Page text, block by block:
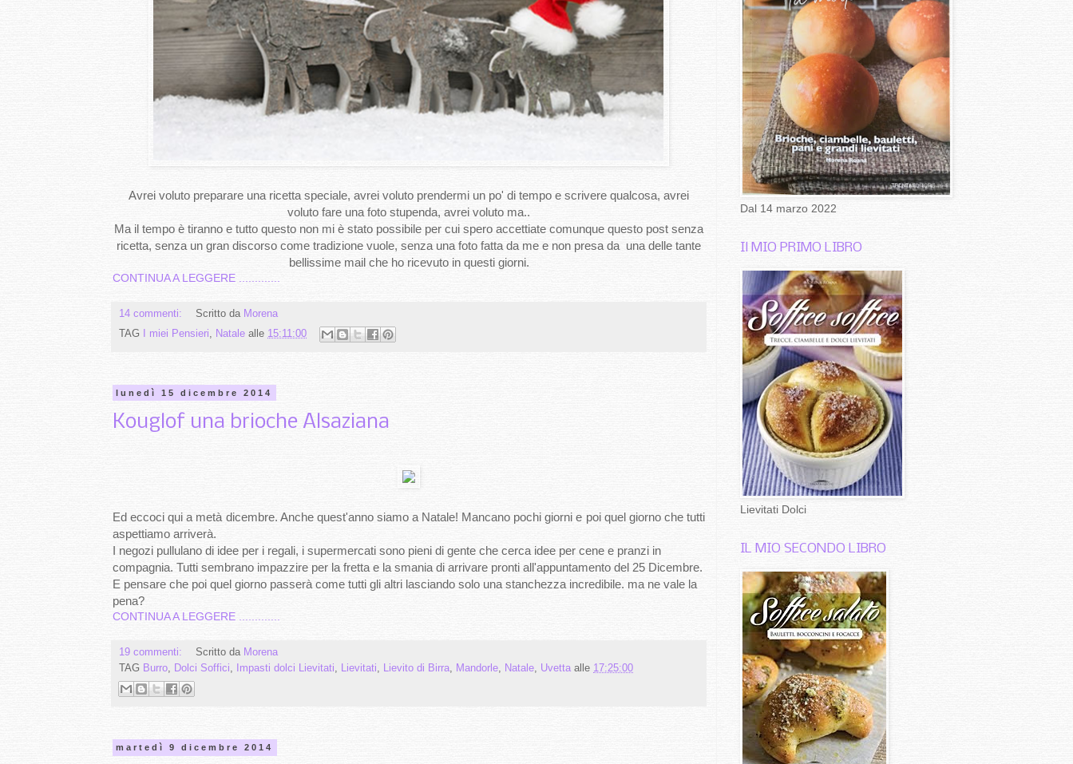
Avrei voluto preparare una ricetta speciale, avrei voluto prendermi un po' di tempo e scrivere qualcosa, avrei
voluto fare una foto stupenda, avrei voluto ma..
Ma il tempo è tiranno e tutto questo non mi è stato possibile per cui spero accettiate comunque questo post senza
ricetta, senza un gran discorso come tradizione vuole, senza una foto fatta da me e non presa da una delle tante
bellissime mail che ho ricevuto in questi giorni.
CONTINUA A LEGGERE .............
14 commenti: Scritto da Morena
TAG
I miei Pensieri, Natale alle 15:11:00
lunedì 15 dicembre 2014
Kouglof una brioche Alsaziana
Ed eccoci qui a metà dicembre. Anche quest'anno siamo a Natale! Mancano pochi giorni e poi quel giorno che tutti
aspettiamo arriverà.
I negozi pullulano di idee per i regali, i supermercati sono pieni di gente che cerca idee per cene e pranzi in
compagnia. Tutti sembrano impazzire per la fretta e la smania di arrivare pronti all'appuntamento del 25 Dicembre.
E pensare che poi quel giorno passerà come tutti gli altri lasciando solo una stanchezza incredibile. ma ne vale la
pena?
CONTINUA A LEGGERE .............
19 commenti: Scritto da Morena
TAG Burro, Dolci Soffici, Impasti dolci Lievitati, Lievitati, Lievito di Birra, Mandorle, Natale, Uvetta alle 17:25:00
martedì 9 dicembre 2014
Dal 14 marzo 2022
Il MIO PRIMO LIBRO
Lievitati Dolci
IL MIO SECONDO LIBRO